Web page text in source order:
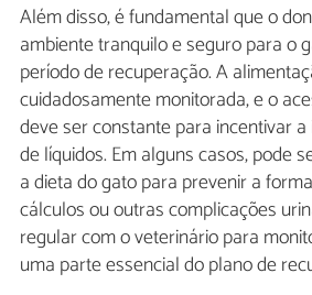
Além disso, é fundamental que o
ambiente tranquilo e seguro para o
período de recuperação. A
cuidadosamente monitorada, e o
deve ser constante para incentivar
de líquidos. Em alguns casos, pode
a dieta do gato para prevenir a
cálculos ou outras complicações
regular com o veterinário para
uma parte essencial do plano de